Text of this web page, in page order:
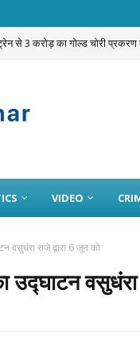
से 3 करोड़ का गोल्ड चोरी
VIDEO
वसुधंरा राजे द्वारा 6 जून को
उद्घाटन